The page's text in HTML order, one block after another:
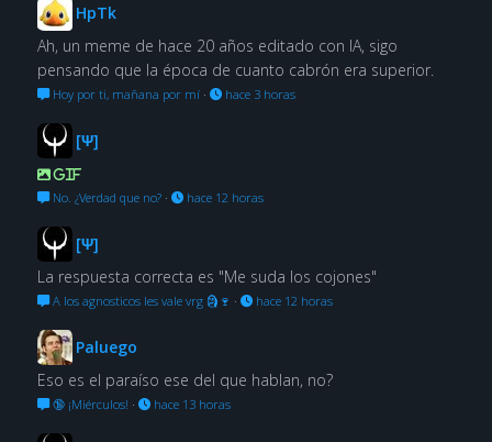
HpTk
Ah, un meme de hace 20 años editado con IA, sigo
pensando que la época de cuanto cabrón era superior.
Hoy por ti, mañana por mí· hace 3 horas
[Ψ]
GIF
No. ¿Verdad que no?· hace 12 horas
[Ψ]
La respuesta correcta es "Me suda los cojones"
A los agnosticos les vale vrg 🗿🍷 · hace 12 horas
Paluego
Eso es el paraíso ese del que hablan, no?
🔞 ¡Miérculos! · hace 13 horas